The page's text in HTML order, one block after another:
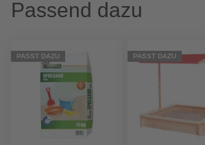
Passend dazu
PASST DAZU PASST DAZU